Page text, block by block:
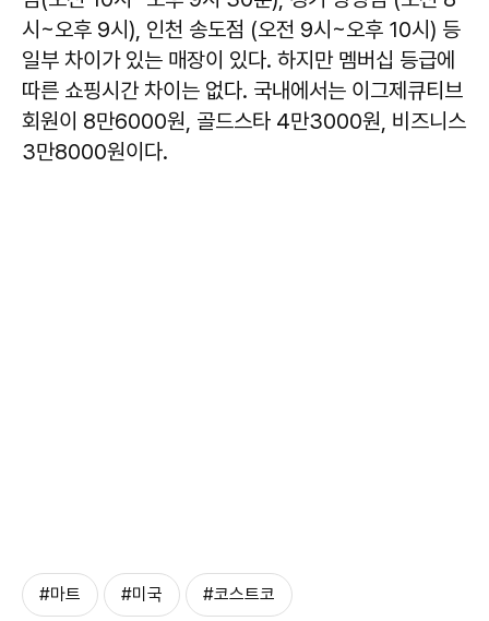
시~오후 9시), 인천 송도점 (오전 9시~오후 10시) 등
일부 차이가 있는 매장이 있다. 하지만 멤버십 등급에
따른 쇼핑시간 차이는 없다. 국내에서는 이그제큐티브
회원이 8만6000원, 골드스타 4만3000원, 비즈니스
3만8000원이다.
#마트 #미국 #코스트코